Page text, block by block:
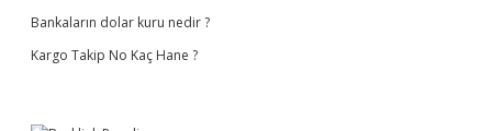
Bankaların dolar kuru nedir ?
Kargo Takip No Kaç Hane ?